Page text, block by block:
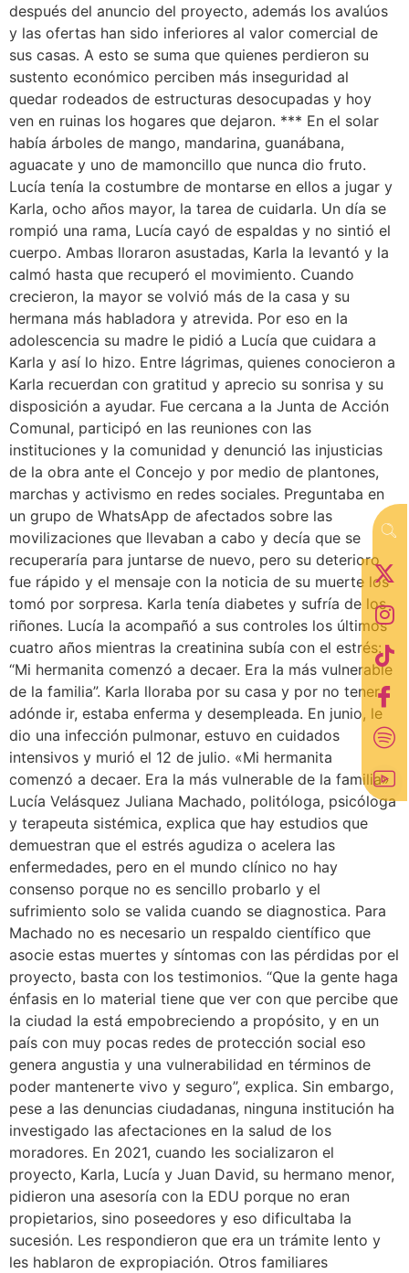
después del anuncio del proyecto, además los avalúos
y las ofertas han sido inferiores al valor comercial de
sus casas. A esto se suma que quienes perdieron su
sustento económico perciben más inseguridad al
quedar rodeados de estructuras desocupadas y hoy
ven en ruinas los hogares que dejaron. *** En el solar
había árboles de mango, mandarina, guanábana,
aguacate y uno de mamoncillo que nunca dio fruto.
Lucía tenía la costumbre de montarse en ellos a jugar y
Karla, ocho años mayor, la tarea de cuidarla. Un día se
rompió una rama, Lucía cayó de espaldas y no sintió el
cuerpo. Ambas lloraron asustadas, Karla la levantó y la
calmó hasta que recuperó el movimiento. Cuando
crecieron, la mayor se volvió más de la casa y su
hermana más habladora y atrevida. Por eso en la
adolescencia su madre le pidió a Lucía que cuidara a
Karla y así lo hizo. Entre lágrimas, quienes conocieron a
Karla recuerdan con gratitud y aprecio su sonrisa y su
disposición a ayudar. Fue cercana a la Junta de Acción
Comunal, participó en las reuniones con las
instituciones y la comunidad y denunció las injusticias
de la obra ante el Concejo y por medio de plantones,
marchas y activismo en redes sociales. Preguntaba en
un grupo de WhatsApp de afectados sobre las
movilizaciones que llevaban a cabo y decía que se
recuperaría para juntarse de nuevo, pero su deterioro
fue rápido y el mensaje con la noticia de su muerte los
tomó por sorpresa. Karla tenía diabetes y sufría de los
riñones. Lucía la acompañó a sus controles los últimos
cuatro años mientras la creatinina subía con el estrés:
“Mi hermanita comenzó a decaer. Era la más vulnerable
de la familia”. Karla lloraba por su casa y por no tener
adónde ir, estaba enferma y desempleada. En junio, le
dio una infección pulmonar, estuvo en cuidados
intensivos y murió el 12 de julio. «Mi hermanita
comenzó a decaer. Era la más vulnerable de la familia»
Lucía Velásquez Juliana Machado, politóloga, psicóloga
y terapeuta sistémica, explica que hay estudios que
demuestran que el estrés agudiza o acelera las
enfermedades, pero en el mundo clínico no hay
consenso porque no es sencillo probarlo y el
sufrimiento solo se valida cuando se diagnostica. Para
Machado no es necesario un respaldo científico que
asocie estas muertes y síntomas con las pérdidas por el
proyecto, basta con los testimonios. “Que la gente haga
énfasis en lo material tiene que ver con que percibe que
la ciudad la está empobreciendo a propósito, y en un
país con muy pocas redes de protección social eso
genera angustia y una vulnerabilidad en términos de
poder mantenerte vivo y seguro”, explica. Sin embargo,
pese a las denuncias ciudadanas, ninguna institución ha
investigado las afectaciones en la salud de los
moradores. En 2021, cuando les socializaron el
proyecto, Karla, Lucía y Juan David, su hermano menor,
pidieron una asesoría con la EDU porque no eran
propietarios, sino poseedores y eso dificultaba la
sucesión. Les respondieron que era un trámite lento y
les hablaron de expropiación. Otros familiares